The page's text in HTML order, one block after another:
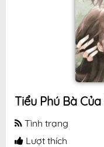
Tiểu Phú Bà
Tình trạng
Lượt thích